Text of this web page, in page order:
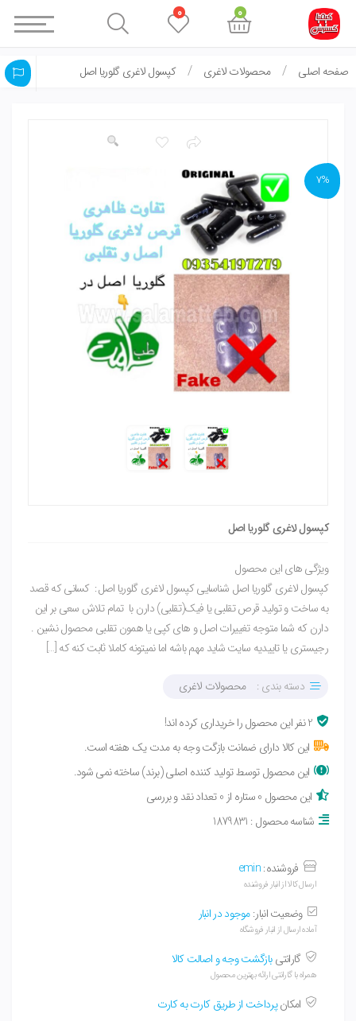
صفحه اصلی محصولات لاغری کپسول لاغری گلوریا اصل
7%
کپسول لاغری گلوریا اصل
ویژگی های این محصول
کپسول لاغری گلوریا اصل شناسایی کپسول لاغری گلوریا اصل: کسانی که قصد
به ساخت و تولید قرص تقلبی یا فیک(تقلبی) دارن با تمام تلاش سعی بر این
دارن که شما متوجه تغییرات اصل و های کپی یا همون تقلبی محصول نشین .
رجیستری یا تاییدیه سایت شاید مهم باشه اما نمیتونه کاملا ثابت کنه که […]
دسته بندی : محصولات لاغری
2 نفر این محصول را خریداری کرده اند!
این کالا دارای ضمانت بازگت وجه به مدت یک هفته است.
این محصول توسط تولید کننده اصلی (برند) ساخته نمی شود.
این محصول 0 ستاره از 0 تعداد نقد و بررسی
شناسه محصول : 1879831
فروشنده:emin
ارسال کالا از انبار فروشنده
وضعیت انبار:موجود در انبار
آماده ارسال از انبار فروشگاه
گارانتیبازگشت وجه و اصالت کالا
همراه با گارانتی ارائه بهترین محصول
امکانپرداخت از طریق کارت به کارت
0
0